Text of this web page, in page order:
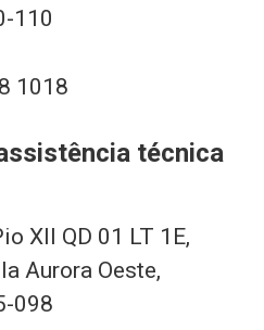
110
1018
técnica
XII QD 01 LT 1E,
Aurora Oeste,
098